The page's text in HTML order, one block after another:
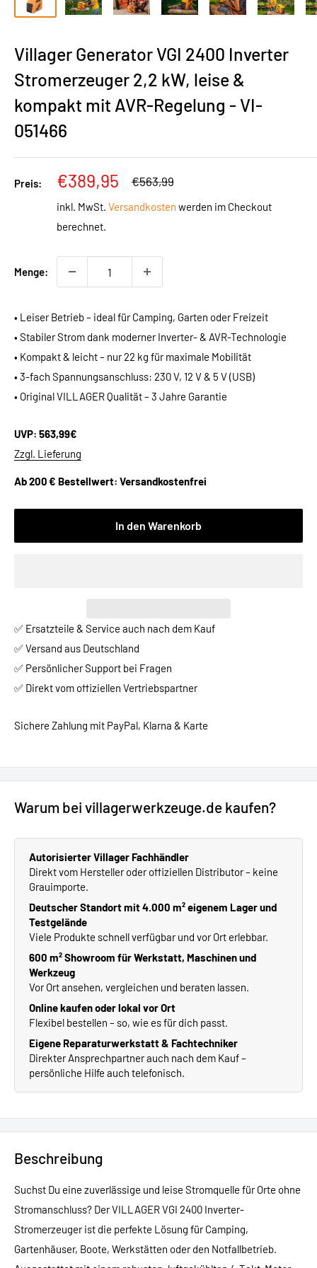
Villager Generator VGI 2400 Inverter
Stromerzeuger 2,2 kW, leise &
kompakt mit AVR-Regelung - VI-
051466
Preis: Sonderpreis
€389,95 Normalpreis
€563,99
inkl. MwSt. Versandkosten werden im Checkout
berechnet.
Menge:
• Leiser Betrieb – ideal für Camping, Garten oder Freizeit
• Stabiler Strom dank moderner Inverter- & AVR-Technologie
• Kompakt & leicht – nur 22 kg für maximale Mobilität
• 3-fach Spannungsanschluss: 230 V, 12 V & 5 V (USB)
• Original VILLAGER Qualität – 3 Jahre Garantie
UVP: 563,99€
Zzgl. Lieferung
Ab 200 € Bestellwert: Versandkostenfrei
In den Warenkorb
✅ Ersatzteile & Service auch nach dem Kauf
✅ Versand aus Deutschland
✅ Persönlicher Support bei Fragen
✅ Direkt vom offiziellen Vertriebspartner
Sichere Zahlung mit PayPal, Klarna & Karte
Warum bei villagerwerkzeuge.de kaufen?
Autorisierter Villager Fachhändler
Direkt vom Hersteller oder offiziellen Distributor – keine
Grauimporte.
Deutscher Standort mit 4.000 m² eigenem Lager und
Testgelände
Viele Produkte schnell verfügbar und vor Ort erlebbar.
600 m² Showroom für Werkstatt, Maschinen und
Werkzeug
Vor Ort ansehen, vergleichen und beraten lassen.
Online kaufen oder lokal vor Ort
Flexibel bestellen – so, wie es für dich passt.
Eigene Reparaturwerkstatt & Fachtechniker
Direkter Ansprechpartner auch nach dem Kauf –
persönliche Hilfe auch telefonisch.
Beschreibung
Suchst Du eine zuverlässige und leise Stromquelle für Orte ohne
Stromanschluss? Der VILLAGER VGI 2400 Inverter-
Stromerzeuger ist die perfekte Lösung für Camping,
Gartenhäuser, Boote, Werkstätten oder den Notfallbetrieb.